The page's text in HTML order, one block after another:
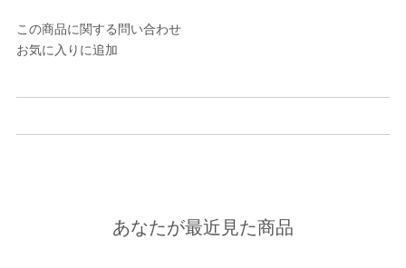
この商品に関する問い合わせ
お気に入りに追加
あなたが最近見た商品